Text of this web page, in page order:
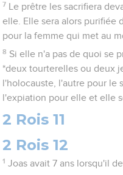
7
Le prêtre les sacrifiera
elle. Elle sera alors purifiée
pour la femme qui met au
8 Si elle n'a pas de quoi se
*deux tourterelles ou deux
l'holocauste, l'autre pour le
l'expiation pour elle et elle
2 Rois 11
2 Rois 12
1 Joas avait 7 ans lorsqu'il